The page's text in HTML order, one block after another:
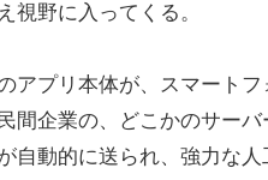
視野に入ってくる。
アプリ本体が、スマート
間企業の、どこかのサー
自動的に送られ、強力な